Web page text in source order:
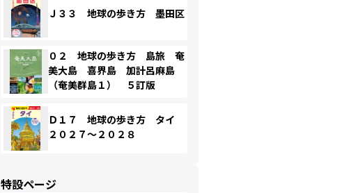
Ｊ３３ 地球の歩き方 墨田区
０２ 地球の歩き方 島旅 奄
美大島 喜界島 加計呂麻島
（奄美群島１） ５訂版
Ｄ１７ 地球の歩き方 タイ
２０２７～２０２８
特設ページ